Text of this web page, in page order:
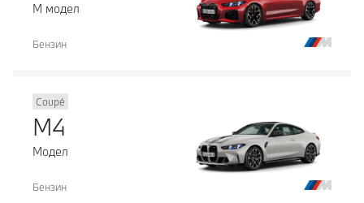
М модел
Бензин
Coupé
M4
Модел
Бензин